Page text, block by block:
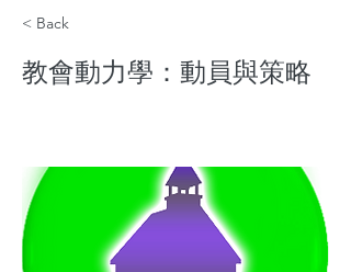
< Back
教會動力學：動員與策略